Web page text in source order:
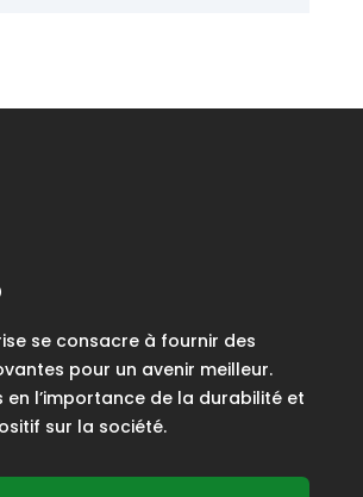
se consacre à fournir des
pour un avenir meilleur.
en l’importance de la durabilité et
sur la société.